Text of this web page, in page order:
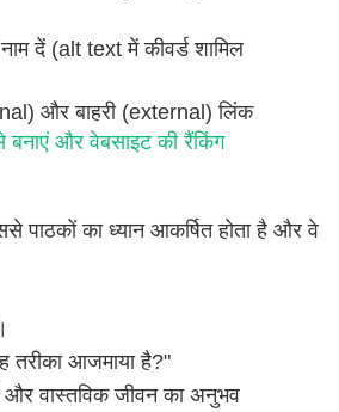
दें (alt text में कीवर्ड शामिल
और बाहरी (external) लिंक
और वेबसाइट की रैंकिंग
पाठकों का ध्यान आकर्षित होता है और वे
तरीका आजमाया है?"
और वास्तविक जीवन का अनुभव